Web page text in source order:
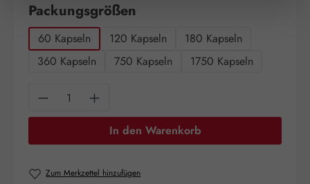
Packungsgrößen
60 Kapseln 120 Kapseln
180 Kapseln
360 Kapseln
750 Kapseln 1750 Kapseln
Produkt Anzahl: Gib den gewünschten
In den Warenkorb
Zum Merkzettel hinzufügen